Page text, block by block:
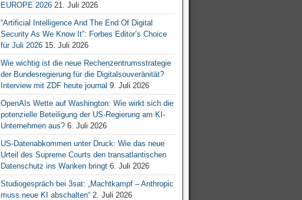
EUROPE 2026 21. Juli 2026
“Artificial Intelligence And The End Of Digital
Security As We Know It”: Forbes Editor’s Choice
für Juli 2026 15. Juli 2026
Wie wichtig ist die neue Rechenzentrumsstrategie
der Bundesregierung für die Digitalsouveränität?
Interview mit ZDF heute journal 9. Juli 2026
OpenAIs Wette auf Washington: Wie wirkt sich die
potenzielle Beteiligung der US-Regierung am KI-
Unternehmen aus? 6. Juli 2026
US-Datenabkommen unter Druck: Wie das neue
Urteil des Supreme Courts den transatlantischen
Datenschutz ins Wanken bringt 6. Juli 2026
Studiogespräch bei 3sat: „Machtkampf – Anthropic
muss neue KI abschalten“ 2. Juli 2026